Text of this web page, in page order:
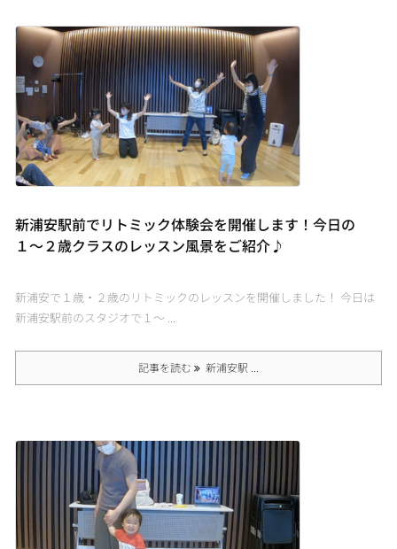
新浦安駅前でリトミック体験会を開催します！今日の
１〜２歳クラスのレッスン風景をご紹介♪
新浦安で１歳・２歳のリトミックのレッスンを開催しました！ 今日は
新浦安駅前のスタジオで１〜 ...
記事を読む 新浦安駅 ...